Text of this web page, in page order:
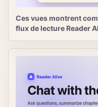
Ces vues montrent
flux de lecture Reader